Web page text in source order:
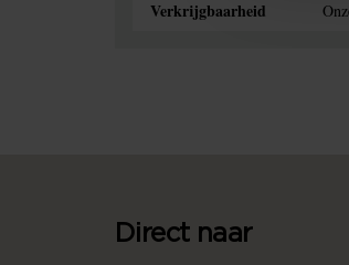
Verkrijgbaarheid
Direct naar